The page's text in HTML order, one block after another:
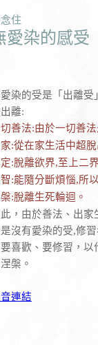
住
愛染的感受
染的受是「出離受
離:
善法:由於一切善
:從在家生活中超
:脫離欲界,至上二
:能隨分斷煩惱,所
:脫離生死輪迴。
， 由於善法、出家
沒有愛染的受,修
喜歡、要修習 ， 以
槃。
連結